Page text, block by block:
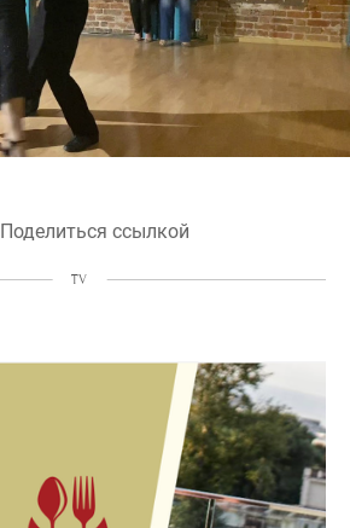
Поделиться ссылкой
TV